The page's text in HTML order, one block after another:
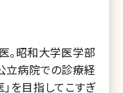
。昭和大学医学部
立病院での診療経
を目指してこすぎ